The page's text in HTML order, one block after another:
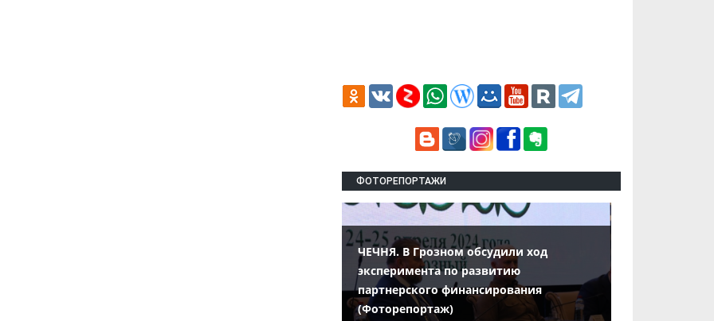
ФОТОРЕПОРТАЖИ
ЧЕЧНЯ. В Грозном обсудили ход
эксперимента по развитию
партнерского финансирования
(Фоторепортаж)